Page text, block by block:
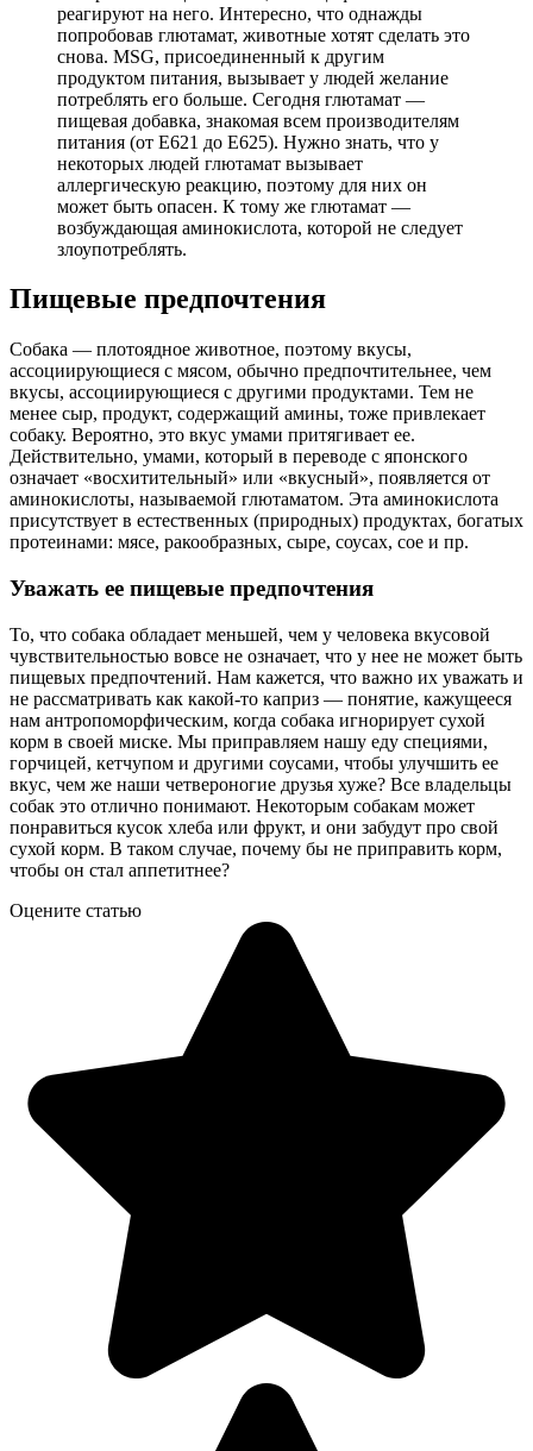
реагируют на него. Интересно, что однажды
попробовав глютамат, животные хотят сделать это
снова. MSG, присоединенный к другим
продуктом питания, вызывает у людей желание
потреблять его больше. Сегодня глютамат —
пищевая добавка, знакомая всем производителям
питания (от Е621 до Е625). Нужно знать, что у
некоторых людей глютамат вызывает
аллергическую реакцию, поэтому для них он
может быть опасен. К тому же глютамат —
возбуждающая аминокислота, которой не следует
злоупотреблять.
Пищевые предпочтения
Собака — плотоядное животное, поэтому вкусы,
ассоциирующиеся с мясом, обычно предпочтительнее, чем
вкусы, ассоциирующиеся с другими продуктами. Тем не
менее сыр, продукт, содержащий амины, тоже привлекает
собаку. Вероятно, это вкус умами притягивает ее.
Действительно, умами, который в переводе с японского
означает «восхитительный» или «вкусный», появляется от
аминокислоты, называемой глютаматом. Эта аминокислота
присутствует в естественных (природных) продуктах, богатых
протеинами: мясе, ракообразных, сыре, соусах, сое и пр.
Уважать ее пищевые предпочтения
То, что собака обладает меньшей, чем у человека вкусовой
чувствительностью вовсе не означает, что у нее не может быть
пищевых предпочтений. Нам кажется, что важно их уважать и
не рассматривать как какой-то каприз — понятие, кажущееся
нам антропоморфическим, когда собака игнорирует сухой
корм в своей миске. Мы приправляем нашу еду специями,
горчицей, кетчупом и другими соусами, чтобы улучшить ее
вкус, чем же наши четвероногие друзья хуже? Все владельцы
собак это отлично понимают. Некоторым собакам может
понравиться кусок хлеба или фрукт, и они забудут про свой
сухой корм. В таком случае, почему бы не приправить корм,
чтобы он стал аппетитнее?
Оцените статью